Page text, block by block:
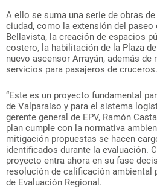
A ello se suma una serie de obras
ciudad, como la extensión del
Bellavista, la creación de espacios
costero, la habilitación de la Plaza
nuevo ascensor Arrayán, además
servicios para pasajeros de cruceros.
“Este es un proyecto fundamental
de Valparaíso y para el sistema
gerente general de EPV, Ramón
plan cumple con la normativa
mitigación propuestas se hacen
identificados durante la evaluación.
proyecto entra ahora en su fase
resolución de calificación ambiental
de Evaluación Regional.